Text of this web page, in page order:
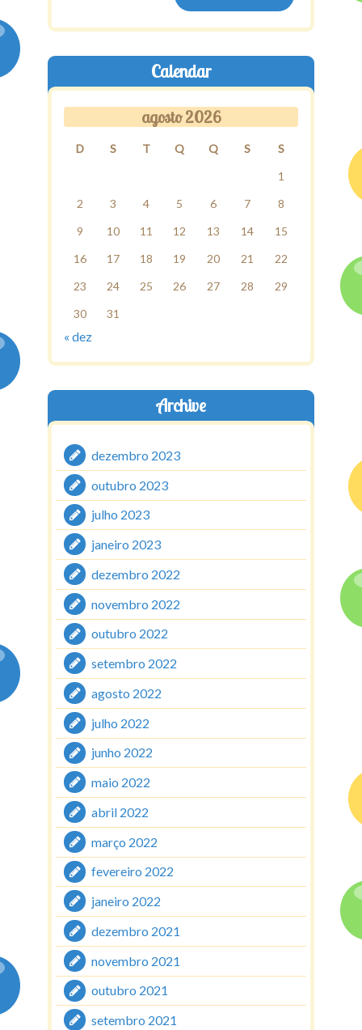
Calendar
agosto 2026
D S T Q Q S
S
1
2
3 4 5 6 7
8
9
10 11 12 13 14
15
16
17 18 19 20 21
22
23
24 25 26 27 28
29
30
31
« dez
Archive
dezembro 2023
outubro 2023
julho 2023
janeiro 2023
dezembro 2022
novembro 2022
outubro 2022
setembro 2022
agosto 2022
julho 2022
junho 2022
maio 2022
abril 2022
março 2022
fevereiro 2022
janeiro 2022
dezembro 2021
novembro 2021
outubro 2021
setembro 2021